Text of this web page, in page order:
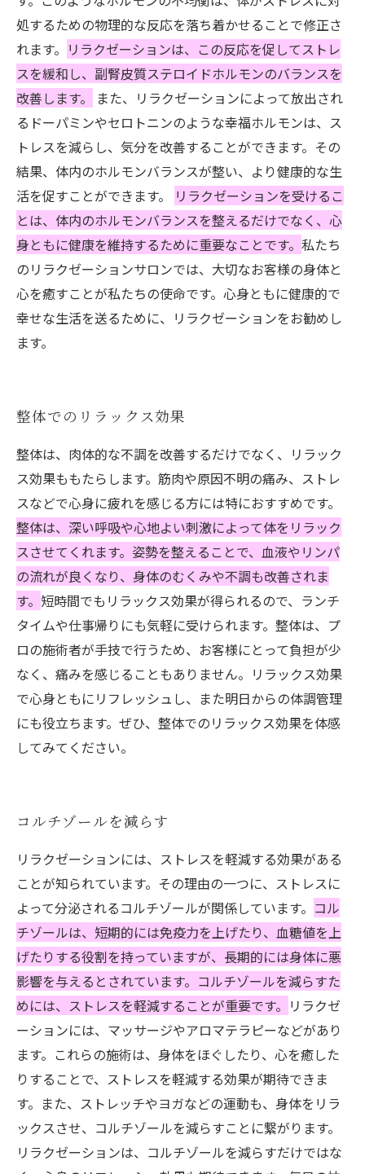
処するための物理的な反応を落ち着かせることで修正さ
れます。 リラクゼーションは、この反応を促してストレ
スを緩和し、副腎皮質ステロイドホルモンのバランスを
改善します。
また、リラクゼーションによって放出され
るドーパミンやセロトニンのような幸福ホルモンは、ス
トレスを減らし、気分を改善することができます。その
結果、体内のホルモンバランスが整い、より健康的な生
活を促すことができます。
リラクゼーションを受けるこ
とは、体内のホルモンバランスを整えるだけでなく、心
身ともに健康を維持するために重要なことです。 私たち
のリラクゼーションサロンでは、大切なお客様の身体と
心を癒すことが私たちの使命です。心身ともに健康的で
幸せな生活を送るために、リラクゼーションをお勧めし
ます。
整体でのリラックス効果
整体は、肉体的な不調を改善するだけでなく、リラック
ス効果ももたらします。筋肉や原因不明の痛み、ストレ
スなどで心身に疲れを感じる方には特におすすめです。
整体は、深い呼吸や心地よい刺激によって体をリラック
スさせてくれます。姿勢を整えることで、血液やリンパ
の流れが良くなり、身体のむくみや不調も改善されま
す。 短時間でもリラックス効果が得られるので、ランチ
タイムや仕事帰りにも気軽に受けられます。整体は、プ
ロの施術者が手技で行うため、お客様にとって負担が少
なく、痛みを感じることもありません。リラックス効果
で心身ともにリフレッシュし、また明日からの体調管理
にも役立ちます。ぜひ、整体でのリラックス効果を体感
してみてください。
コルチゾールを減らす
リラクゼーションには、ストレスを軽減する効果がある
ことが知られています。その理由の一つに、ストレスに
よって分泌されるコルチゾールが関係しています。 コル
チゾールは、短期的には免疫力を上げたり、血糖値を上
げたりする役割を持っていますが、長期的には身体に悪
影響を与えるとされています。コルチゾールを減らすた
めには、ストレスを軽減することが重要です。 リラクゼ
ーションには、マッサージやアロマテラピーなどがあり
ます。これらの施術は、身体をほぐしたり、心を癒した
りすることで、ストレスを軽減する効果が期待できま
す。また、ストレッチやヨガなどの運動も、身体をリラ
ックスさせ、コルチゾールを減らすことに繋がります。
リラクゼーションは、コルチゾールを減らすだけではな